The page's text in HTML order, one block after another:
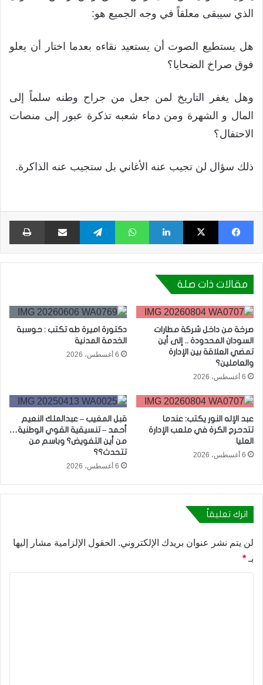
الذي سيبقى معلقاً في وجه الجميع هو:
هل يستطيع الصوت أن يستعيد نقاءه بعدما اختار أن يعلو
فوق صراخ الضحايا؟
وهل يغفر التاريخ لمن جعل من جراح وطنه سلماً إلى
المال و الشهرة ومن دماء شعبه تذكرة عبور إلى منصات
الاحتفال؟
ذلك سؤال لن تجيب عنه الأغاني بل ستجيب عنه الذاكرة.
فيسبوك X لينكدإن واتساب تيلقرام مشاركة عبر البريد
مقالات ذات صلة
صرخة من داخل شركة مطارات
السودان المحدودة .. إلى أين
تمضي العلاقة بين الإدارة
والعاملين؟
6 أغسطس، 2026
دكتورة اميرة طه تكتب : حوسبة
الخدمة المدنية
6 أغسطس، 2026
عبد الإله النور يكتب: عندما
تتدحرج الكرة في ملعب الإدارة
العليا
6 أغسطس، 2026
قبل المغيب – عبدالملك النعيم
أحمد – تنسيقية القوي الوطنية…
من أين التفويض؟ وباسم من
تتحدث؟؟
6 أغسطس، 2026
اترك تعليقاً
لن يتم نشر عنوان بريدك الإلكتروني. الحقول الإلزامية مشار إليها
بـ *